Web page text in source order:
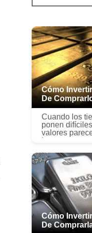
Cómo
De
Cuando los
ponen
valores
inversores a
inflación en
valores ...
Cómo
De